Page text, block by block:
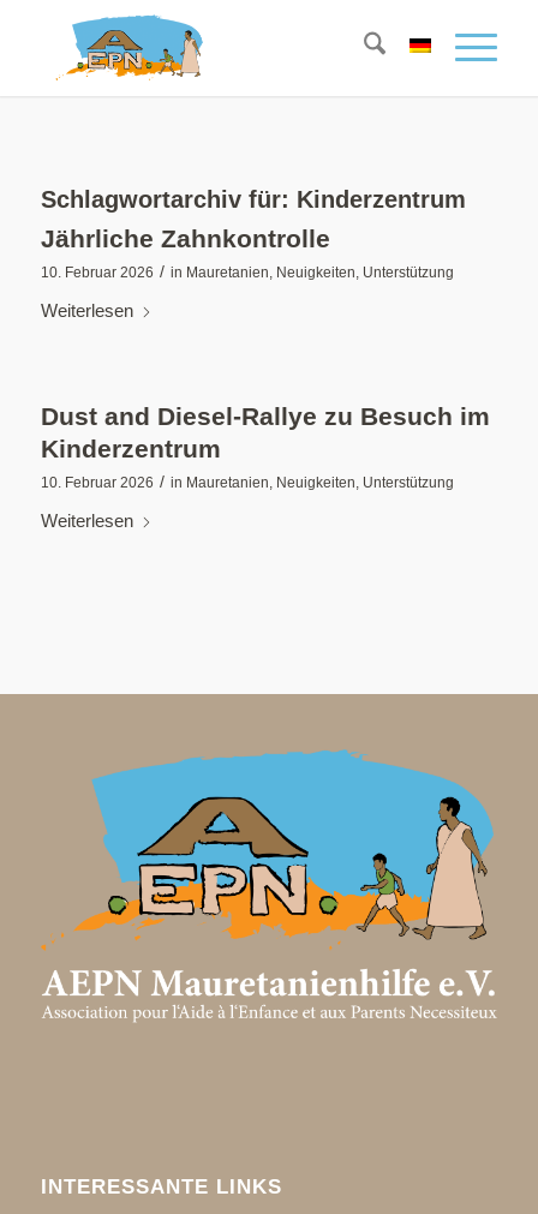
Schlagwortarchiv für: Kinderzentrum
Jährliche Zahnkontrolle
10. Februar 2026 / in Mauretanien, Neuigkeiten, Unterstützung
Weiterlesen
Dust and Diesel-Rallye zu Besuch im
Kinderzentrum
10. Februar 2026 / in Mauretanien, Neuigkeiten, Unterstützung
Weiterlesen
INTERESSANTE LINKS